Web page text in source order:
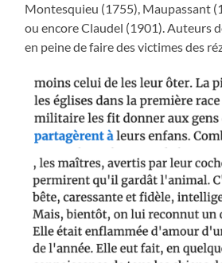
Montesquieu (1755), Maupassant
ou encore Claudel (1901). Auteurs
en peine de faire des victimes des